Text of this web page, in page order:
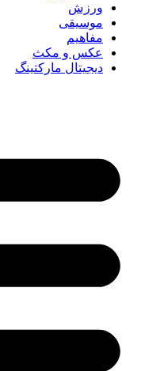
ورزش
موسیقی
مفاهیم
عکس و مکث
دیجیتال مارکتینگ